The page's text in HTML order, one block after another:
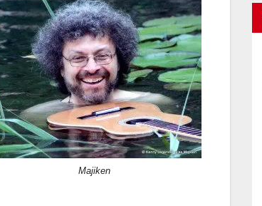
Majiken